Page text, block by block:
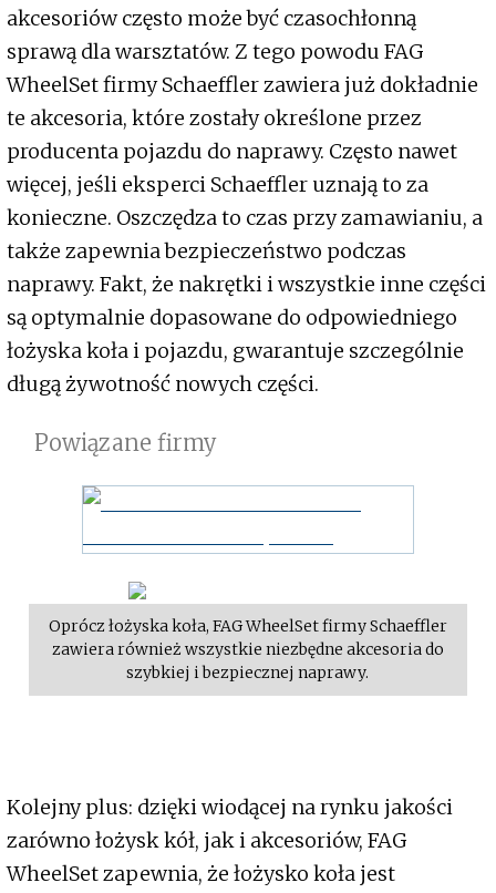
akcesoriów często może być czasochłonną
sprawą dla warsztatów. Z tego powodu FAG
WheelSet firmy Schaeffler zawiera już dokładnie
te akcesoria, które zostały określone przez
producenta pojazdu do naprawy. Często nawet
więcej, jeśli eksperci Schaeffler uznają to za
konieczne. Oszczędza to czas przy zamawianiu, a
także zapewnia bezpieczeństwo podczas
naprawy. Fakt, że nakrętki i wszystkie inne części
są optymalnie dopasowane do odpowiedniego
łożyska koła i pojazdu, gwarantuje szczególnie
długą żywotność nowych części.
Powiązane firmy
Oprócz łożyska koła, FAG WheelSet firmy Schaeffler
zawiera również wszystkie niezbędne akcesoria do
szybkiej i bezpiecznej naprawy.
Kolejny plus: dzięki wiodącej na rynku jakości
zarówno łożysk kół, jak i akcesoriów, FAG
WheelSet zapewnia, że łożysko koła jest